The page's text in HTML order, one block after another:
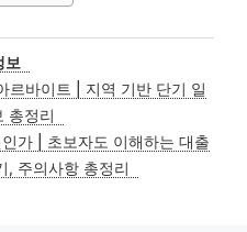
보
르바이트 | 지역 기반 단기 일
총정리
가 | 초보자도 이해하는 대출
, 주의사항 총정리